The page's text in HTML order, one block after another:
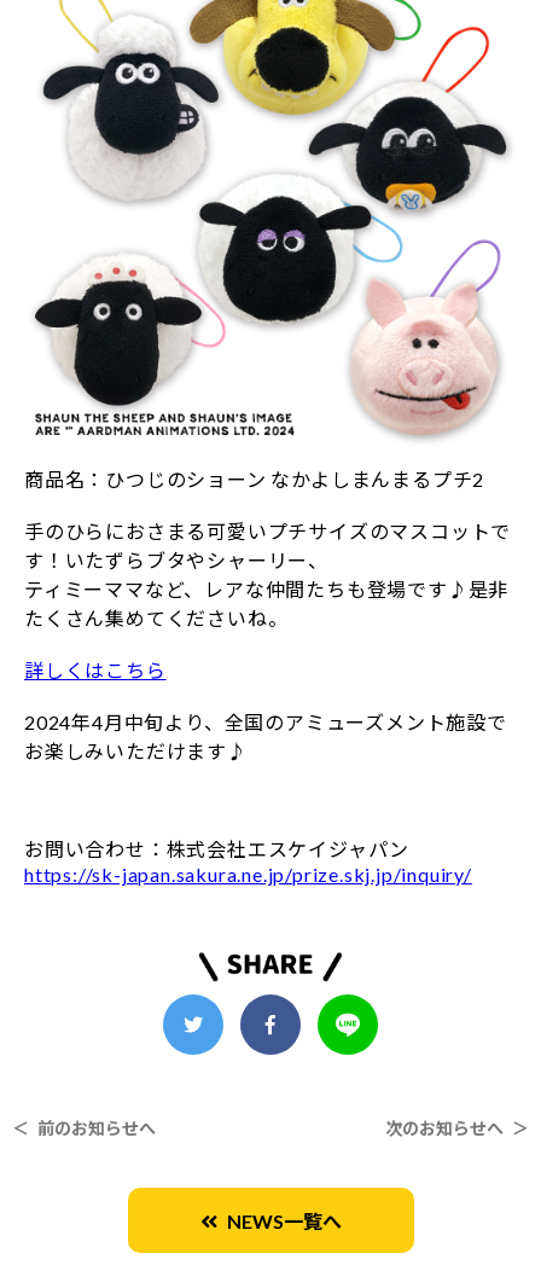
商品名：ひつじのショーン なかよしまんまるプチ2
手のひらにおさまる可愛いプチサイズのマスコットで
す！いたずらブタやシャーリー、
ティミーママなど、レアな仲間たちも登場です♪是非
たくさん集めてくださいね。
詳しくはこちら
2024年4月中旬より、全国のアミューズメント施設で
お楽しみいただけます♪
お問い合わせ：株式会社エスケイジャパン
https://sk-japan.sakura.ne.jp/prize.skj.jp/inquiry/
＜ 前のお知らせへ 次のお知らせへ ＞
NEWS一覧へ